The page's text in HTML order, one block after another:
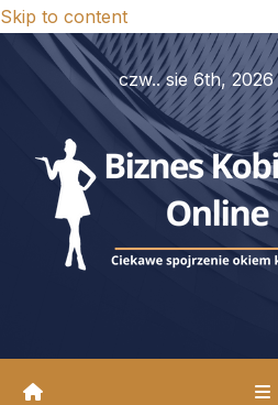
Skip to content
czw.. sie 6th, 2026